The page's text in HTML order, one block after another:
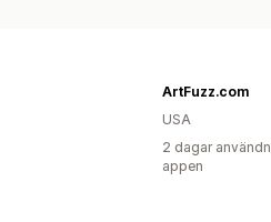
ArtFuzz.com
USA
2 dagar
appen